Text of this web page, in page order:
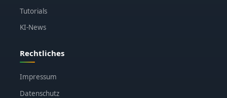
Tutorials
KI-News
Rechtliches
Impressum
Datenschutz